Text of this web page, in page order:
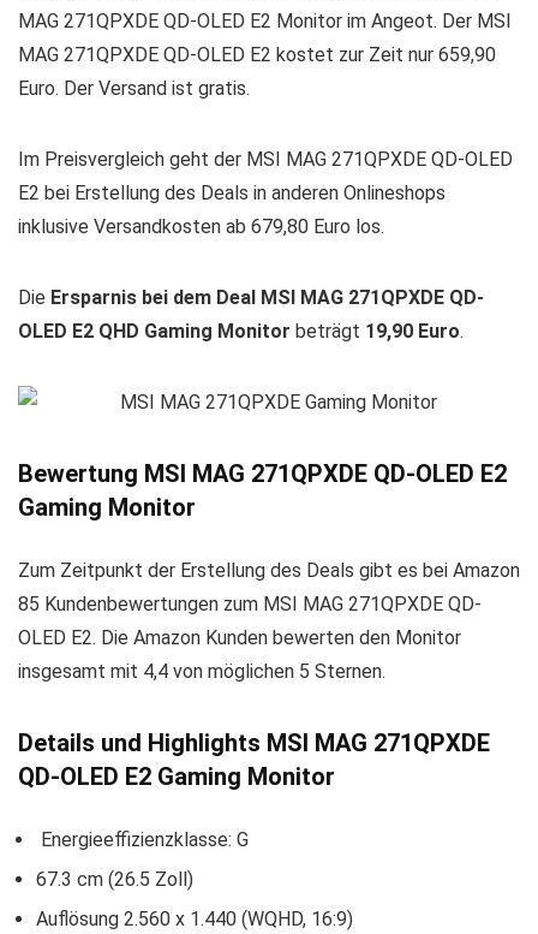
MAG 271QPXDE QD-OLED E2 Monitor im Angeot. Der MSI
MAG 271QPXDE QD-OLED E2 kostet zur Zeit nur 659,90
Euro. Der Versand ist gratis.
Im Preisvergleich geht der MSI MAG 271QPXDE QD-OLED
E2 bei Erstellung des Deals in anderen Onlineshops
inklusive Versandkosten ab 679,80 Euro los.
Die Ersparnis bei dem Deal MSI MAG 271QPXDE QD-
OLED E2 QHD Gaming Monitor beträgt 19,90 Euro.
Bewertung MSI MAG 271QPXDE QD-OLED E2
Gaming Monitor
Zum Zeitpunkt der Erstellung des Deals gibt es bei Amazon
85 Kundenbewertungen zum MSI MAG 271QPXDE QD-
OLED E2. Die Amazon Kunden bewerten den Monitor
insgesamt mit 4,4 von möglichen 5 Sternen.
Details und Highlights MSI MAG 271QPXDE
QD-OLED E2 Gaming Monitor
Energieeffizienzklasse: G
67.3 cm (26.5 Zoll)
Auflösung 2.560 x 1.440 (WQHD, 16:9)